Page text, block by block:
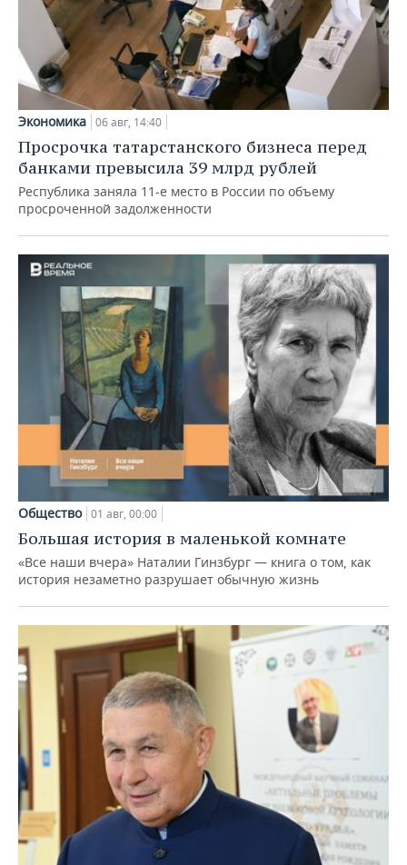
Экономика 06 авг, 14:40
Просрочка татарстанского бизнеса перед
банками превысила 39 млрд рублей
Республика заняла 11-е место в России по объему
просроченной задолженности
Общество 01 авг, 00:00
Большая история в маленькой комнате
«Все наши вчера» Наталии Гинзбург — книга о том, как
история незаметно разрушает обычную жизнь